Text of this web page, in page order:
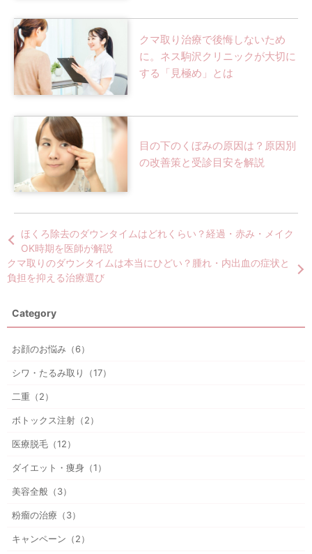
クマ取り治療で後悔しないため
に。ネス駒沢クリニックが大切に
する「見極め」とは
目の下のくぼみの原因は？原因別
の改善策と受診目安を解説
ほくろ除去のダウンタイムはどれくらい？経過・赤み・メイク
OK時期を医師が解説
クマ取りのダウンタイムは本当にひどい？腫れ・内出血の症状と
負担を抑える治療選び
Category
お顔のお悩み（6）
シワ・たるみ取り（17）
二重（2）
ボトックス注射（2）
医療脱毛（12）
ダイエット・痩身（1）
美容全般（3）
粉瘤の治療（3）
キャンペーン（2）